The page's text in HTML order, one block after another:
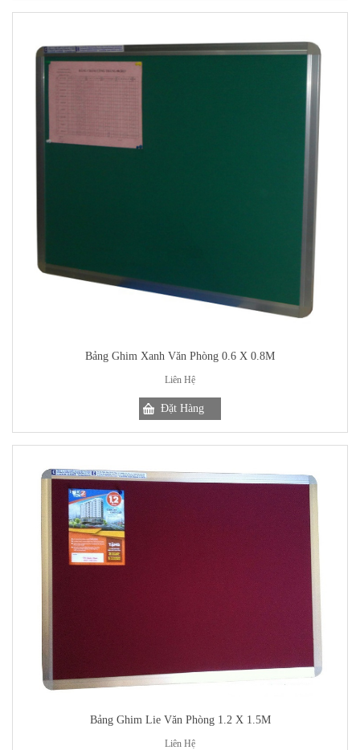
Bảng Ghim Xanh Văn Phòng 0.6 X 0.8M
Liên Hệ
Bảng Ghim Lie Văn Phòng 1.2 X 1.5M
Liên Hệ